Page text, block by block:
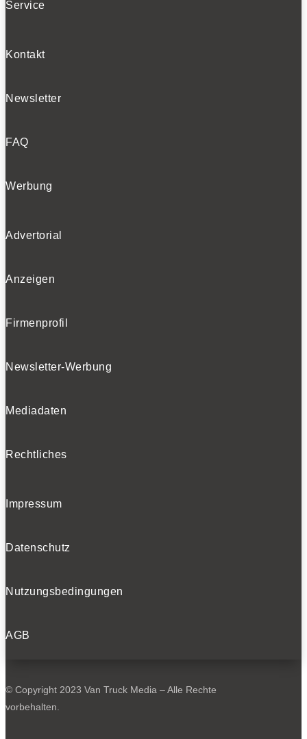
Service
Kontakt
Newsletter
FAQ
Werbung
Advertorial
Anzeigen
Firmenprofil
Newsletter-Werbung
Mediadaten
Rechtliches
Impressum
Datenschutz
Nutzungsbedingungen
AGB
© Copyright 2023 Van Truck Media – Alle Rechte
vorbehalten.